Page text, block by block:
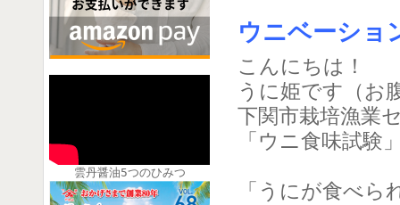
雲丹醤油5つのひみつ
ウニベーショ
こんにちは！
うに姫です（お
下関市栽培漁業
「ウニ食味試
「うにが食べ